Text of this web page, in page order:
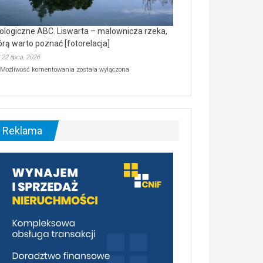
ABC. Liswarta – malownicza rzeka,
warto poznać [fotorelacja]
22 lipca, 2026
Możliwość komentowania Ekologiczne
–
malownicza
[fotorelacja]
została wyłączona
Reklama